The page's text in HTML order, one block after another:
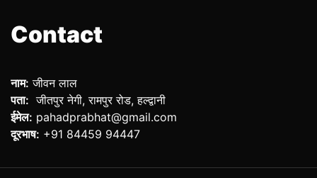
Contact
नाम: जीवन लाल
पता: जीतपुर नेगी, रामपुर रोड, हल्द्वानी
ईमेल: pahadprabhat@gmail.com
दूरभाष: +91 84459 94447